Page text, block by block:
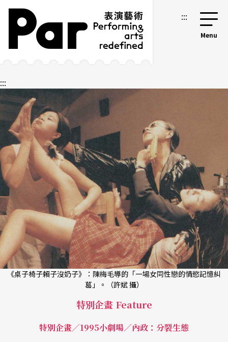
跳到主要內容區塊
網站導覽 :::
:::
《桌子椅子賴子沒奶子》：陳梅毛導的「一場女同性戀的情慾記憶糾
葛」。（許斌 攝）
特別企畫 Feature
特別企畫／1995小劇場／內政：分裂生態